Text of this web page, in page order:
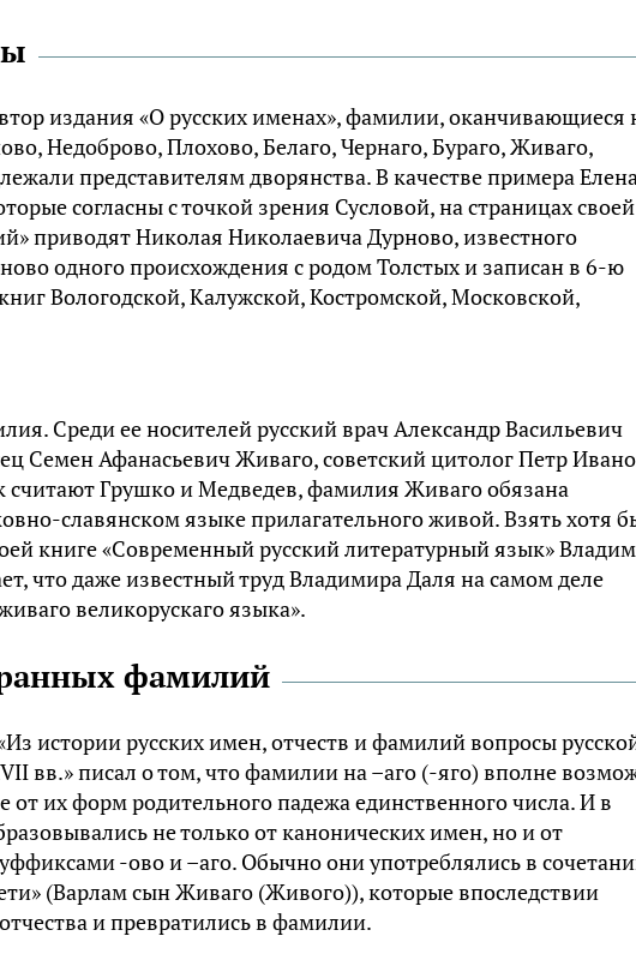
издания «О русских именах», фамилии, оканчивающиеся
Недоброво, Плохово, Белаго, Чернаго, Бураго, Живаго,
представителям дворянства. В качестве примера
согласны с точкой зрения Сусловой, на страницах своей
приводят Николая Николаевича Дурново, известного
одного происхождения с родом Толстых и записан в 6-ю
Вологодской, Калужской, Костромской, Московской,
Среди ее носителей русский врач Александр Васильевич
Семен Афанасьевич Живаго, советский цитолог Петр
Грушко и Медведев, фамилия Живаго обязана
славянском языке прилагательного живой. Взять хотя
книге «Современный русский литературный язык»
что даже известный труд Владимира Даля на самом деле
великорускаго языка».
фамилий
истории русских имен, отчеств и фамилий вопросы
вв.» писал о том, что фамилии на –аго (-яго) вполне
их форм родительного падежа единственного числа. И в
не только от канонических имен, но и от
-ово и –аго. Обычно они употреблялись в
(Варлам сын Живаго (Живого)), которые впоследствии
и превратились в фамилии.